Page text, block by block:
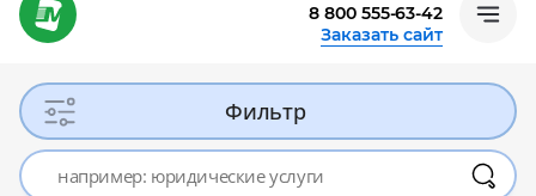
8 800 555-63-42
Заказать сайт
Фильтр